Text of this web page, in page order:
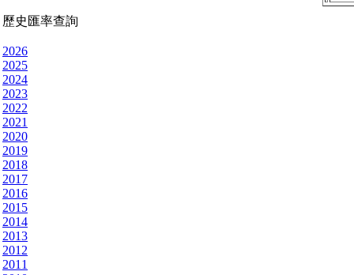
歷史匯率查詢
2026
2025
2024
2023
2022
2021
2020
2019
2018
2017
2016
2015
2014
2013
2012
2011